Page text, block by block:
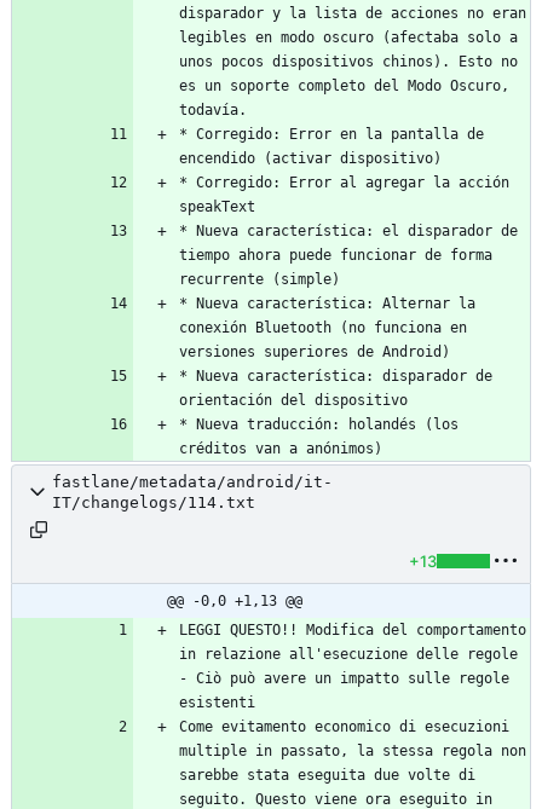
disparador y la lista de acciones no eran
legibles en modo oscuro (afectaba solo a
unos pocos dispositivos chinos). Esto no
es un soporte completo del Modo Oscuro,
* Corregido: Error en la pantalla de
* Corregido: Error al agregar la acción
* Nueva característica: el disparador de
tiempo ahora puede funcionar de forma
* Nueva característica: Alternar la
conexión Bluetooth (no funciona en
* Nueva característica: disparador de
* Nueva traducción: holandés (los
créditos van a anónimos)
fastlane/metadata/android/it-
IT/changelogs/114.txt
+13
@@ -0,0 +1,13 @@
LEGGI QUESTO!! Modifica del comportamento
in relazione all'esecuzione delle regole
- Ciò può avere un impatto sulle regole
Come evitamento economico di esecuzioni
multiple in passato, la stessa regola non
sarebbe stata eseguita due volte di
seguito. Questo viene ora eseguito in